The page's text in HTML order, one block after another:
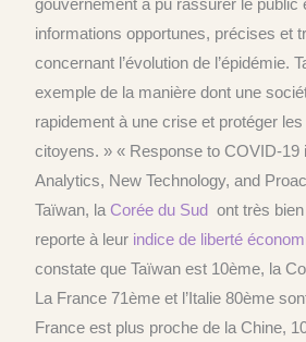
informations opportunes, précises et
concernant l’évolution de l’épidémie.
exemple de la manière dont une
rapidement à une crise et protéger
citoyens. » « Response to COVID-19
Analytics, New Technology, and
Taïwan, la Corée du Sud ont très
reporte à leur indice de liberté
constate que Taïwan est 10ème, la
La France 71ème et l’Italie 80ème
France est plus proche de la Chine,